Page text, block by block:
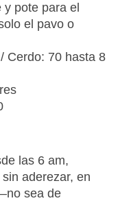
pote para el
el pavo o
Cerdo: 70 hasta 8
las 6 am,
aderezar, en
sea de